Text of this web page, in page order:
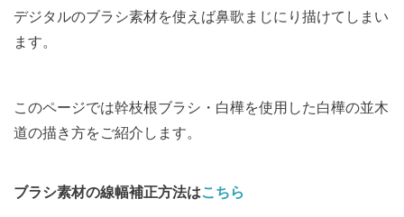
デジタルのブラシ素材を使えば鼻歌まじにり描けてしまい
ます。
このページでは幹枝根ブラシ・白樺を使用した白樺の並木
道の描き方をご紹介します。
ブラシ素材の線幅補正方法はこちら